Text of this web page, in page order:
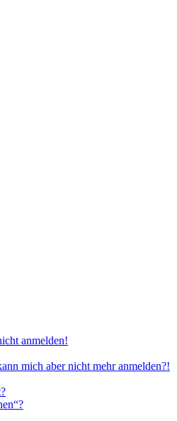
anmelden!
mich aber nicht mehr anmelden?!